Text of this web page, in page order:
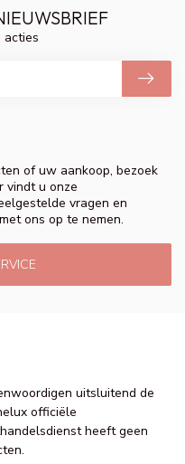
of uw aankoop, bezoek
vindt u onze
vragen en
ons op te nemen.
acties
uitsluitend de
officiële
heeft geen